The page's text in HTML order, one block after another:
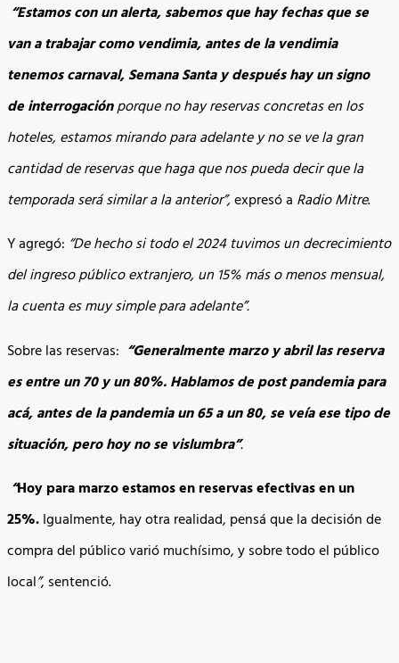
“Estamos con un alerta, sabemos que hay fechas que se
van a trabajar como vendimia, antes de la vendimia
tenemos carnaval, Semana Santa y después hay un signo
de interrogaciónporque no hay reservas concretas en los
hoteles, estamos mirando para adelante y no se ve la gran
cantidad de reservas que haga que nos pueda decir que la
temporada será similar a la anterior”,expresó a Radio Mitre.
Y agregó: “De hecho si todo el 2024 tuvimos un decrecimiento
del ingreso público extranjero, un 15% más o menos mensual,
la cuenta es muy simple para adelante”.
Sobre las reservas: “Generalmente marzo y abril las reserva
es entre un 70 y un 80%. Hablamos de post pandemia para
acá, antes de la pandemia un 65 a un 80, se veía ese tipo de
situación, pero hoy no se vislumbra”.
“Hoy para marzo estamos en reservas efectivas en un
25%.Igualmente, hay otra realidad, pensá que la decisión de
compra del público varió muchísimo, y sobre todo el público
local”, sentenció.